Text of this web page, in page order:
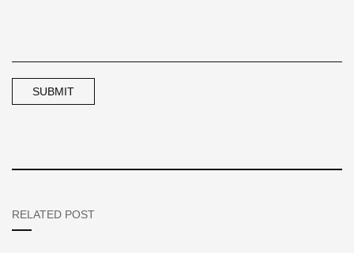
RELATED POST